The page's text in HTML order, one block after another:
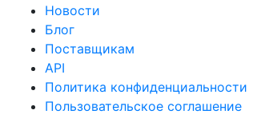
Новости
Блог
Поставщикам
API
Политика конфиденциальности
Пользовательское соглашение